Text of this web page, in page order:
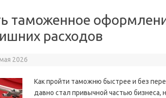
таможенное
расходов
2026
Как пройти таможню быстрее и без
давно стал привычной частью бизнеса,